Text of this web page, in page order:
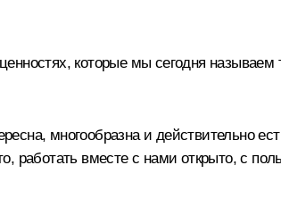
которые мы сегодня
многообразна и действительно
работать вместе с нами открыто, с